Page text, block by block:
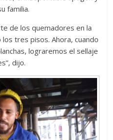
familia.
de los quemadores en la
tres pisos. Ahora, cuando
lograremos el sellaje
dijo.